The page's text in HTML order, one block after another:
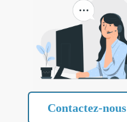
Contactez-nous